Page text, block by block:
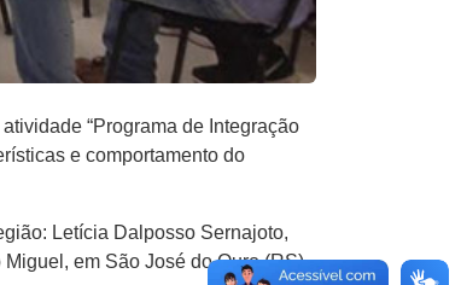
“Programa de Integração
e comportamento do
Letícia Dalposso Sernajoto,
em São José do Ouro (RS).